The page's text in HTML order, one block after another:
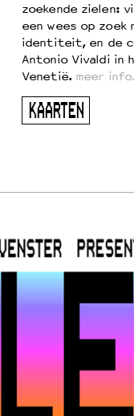
zoekende zielen:
een wees op zoek
identiteit, en de
Antonio Vivaldi in
Venetië. meer
KAARTEN